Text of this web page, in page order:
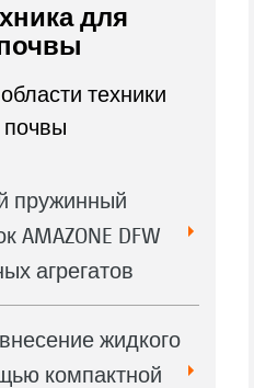
для
техники
почвы
пружинный
AMAZONE DFW
агрегатов
жидкого
компактной